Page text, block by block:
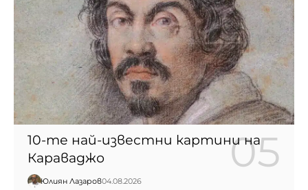
10-те най-известни картини на
Караваджо
Юлиян Лазаров04.08.2026